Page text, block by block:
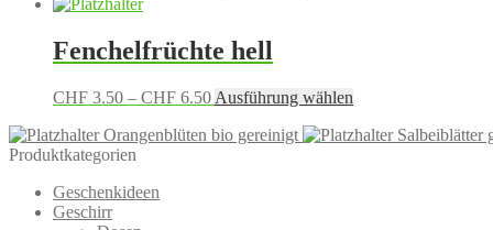
werden
CHF 34.00
können
Fenchelfrüchte hell
CHF 3.50 – CHF 6.50Preisspanne:
bis
Ausführung wählen
weist
Orangenblüten bio gereinigt
Salbeiblätter
Produktkategorien
Geschenkideen
Geschirr